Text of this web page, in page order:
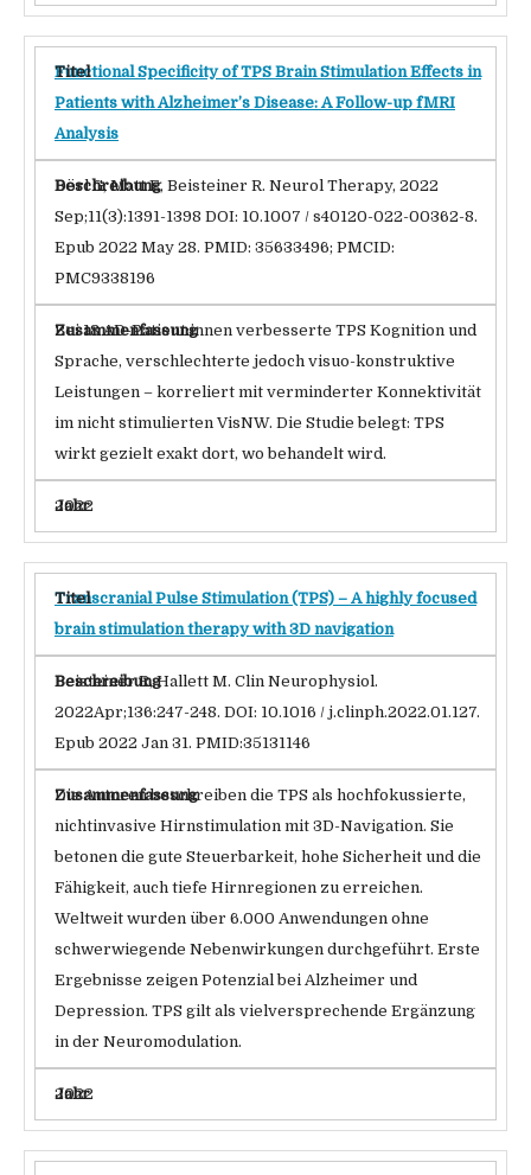
Functional Specificity of TPS Brain Stimulation Effects in
Patients with Alzheimer’s Disease: A Follow-up fMRI
Analysis
Dörl G, Matt E, Beisteiner R. Neurol Therapy, 2022
Sep;11(3):1391-1398 DOI: 10.1007 / s40120-022-00362-8.
Epub 2022 May 28. PMID: 35633496; PMCID:
PMC9338196
Bei 18 AD-Patient:innen verbesserte TPS Kognition und
Sprache, verschlechterte jedoch visuo-konstruktive
Leistungen – korreliert mit verminderter Konnektivität
im nicht stimulierten VisNW. Die Studie belegt: TPS
wirkt gezielt exakt dort, wo behandelt wird.
2022
Transcranial Pulse Stimulation (TPS) – A highly focused
brain stimulation therapy with 3D navigation
Beisteiner R, Hallett M. Clin Neurophysiol.
2022Apr;136:247-248. DOI: 10.1016 / j.clinph.2022.01.127.
Epub 2022 Jan 31. PMID:35131146
Die Autoren beschreiben die TPS als hochfokussierte,
nichtinvasive Hirnstimulation mit 3D-Navigation. Sie
betonen die gute Steuerbarkeit, hohe Sicherheit und die
Fähigkeit, auch tiefe Hirnregionen zu erreichen.
Weltweit wurden über 6.000 Anwendungen ohne
schwerwiegende Nebenwirkungen durchgeführt. Erste
Ergebnisse zeigen Potenzial bei Alzheimer und
Depression. TPS gilt als vielversprechende Ergänzung
in der Neuromodulation.
2022